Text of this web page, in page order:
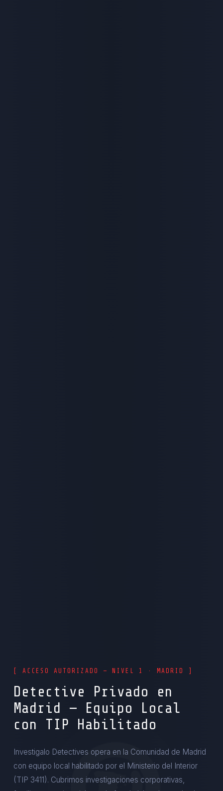
[ ACCESO AUTORIZADO — NIVEL 1 · MADRID ]
Detective Privado en
Madrid — Equipo Local
con TIP Habilitado
Investigalo Detectives opera en la Comunidad de Madrid
con equipo local habilitado por el Ministerio del Interior
(TIP 3411). Cubrimos investigaciones corporativas,